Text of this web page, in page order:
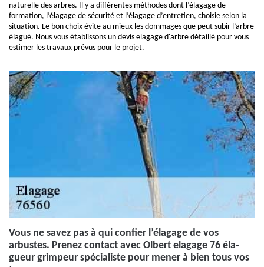
naturelle des arbres. Il y a différentes méthodes dont l’élagage de
formation, l’élagage de sécurité et l’élagage d’entretien, choisie selon la
situation. Le bon choix évite au mieux les dommages que peut subir l’arbre
élagué. Nous vous établissons un devis elagage d'arbre détaillé pour vous
estimer les travaux prévus pour le projet.
Vous ne savez pas à qui confier l’élagage de vos
arbustes. Prenez contact avec Olbert elagage 76 éla-
gueur grimpeur spécialiste pour mener à bien tous vos